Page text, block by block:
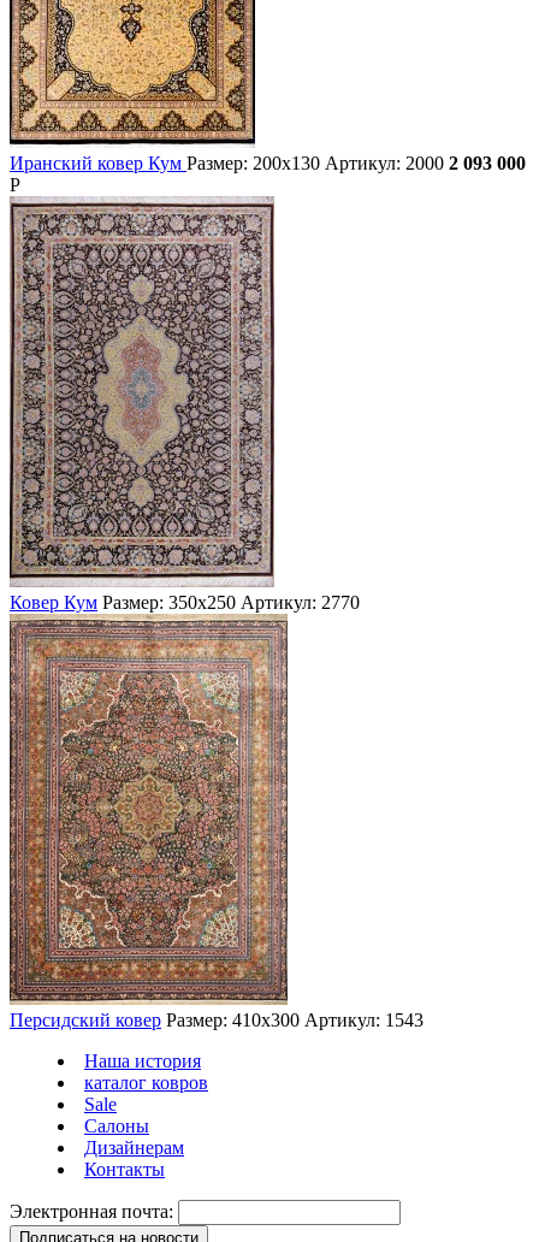
Иранский ковер Кум Размер: 200х130 Артикул: 2000 2 093 000
Р
Ковер Кум Размер: 350х250 Артикул: 2770
Персидский ковер Размер: 410х300 Артикул: 1543
Наша история
каталог ковров
Sale
Салоны
Дизайнерам
Контакты
Электронная почта: